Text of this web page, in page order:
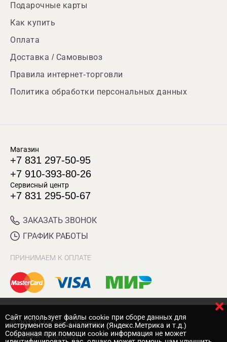
Подарочные карты
Как купить
Оплата
Доставка / Самовывоз
Правила интернет-торговли
Политика обработки персональных данных
Магазин
+7 831 297-50-95
+7 910-393-80-26
Сервисный центр
+7 831 295-50-67
ЗАКАЗАТЬ ЗВОНОК
ГРАФИК РАБОТЫ
ПРИНИМАЕМ К ОПЛАТЕ
© 2017 Магазин Хозяин
Нижний Новгород
Cайт использует файлы cookie при сборе данных для
инструментов веб-аналитики (Яндекс.Метрика и т.д.)
Собранная при помощи cookie информация не может